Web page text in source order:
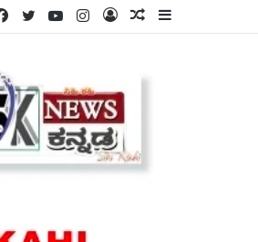
Sidebar
Random
Log
Instagram
YouTube
Twitter
Facebook